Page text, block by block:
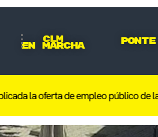
CLM
En Marcha
la oferta de empleo público de la